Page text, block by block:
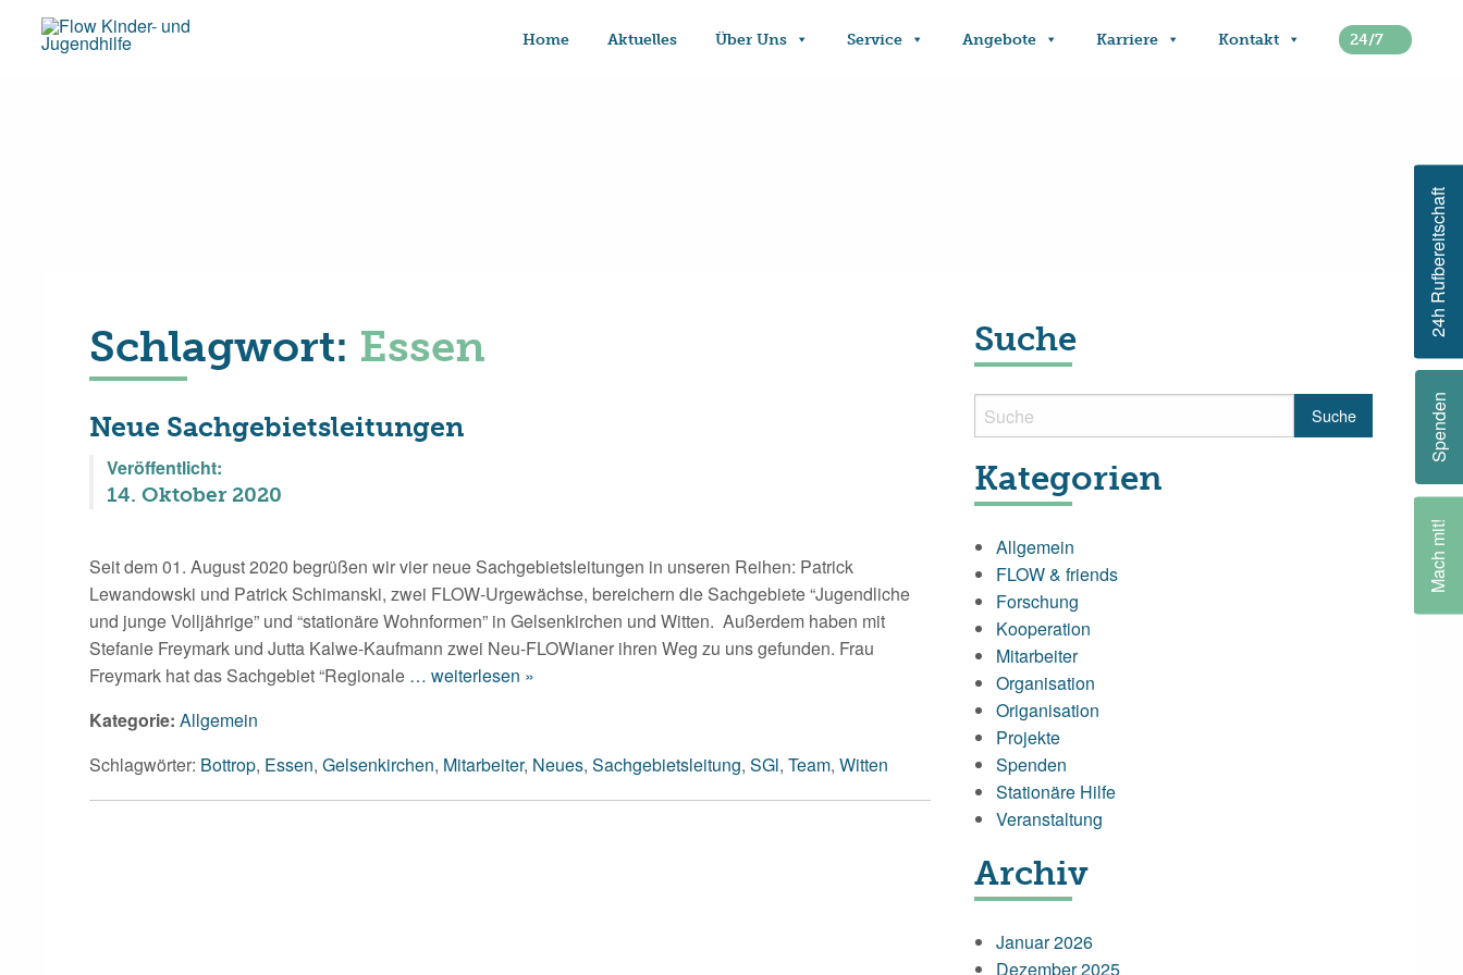
24h Rufbereitschaft
Spenden
Mach mit!
Home Aktuelles Über Uns Service Angebote Karriere Kontakt 24/7
Schlagwort: Essen
Neue Sachgebietsleitungen
Veröffentlicht:
14. Oktober 2020
Seit dem 01. August 2020 begrüßen wir vier neue Sachgebietsleitungen in unseren Reihen: Patrick
Lewandowski und Patrick Schimanski, zwei FLOW-Urgewächse, bereichern die Sachgebiete “Jugendliche
und junge Volljährige” und “stationäre Wohnformen” in Gelsenkirchen und Witten. Außerdem haben mit
Stefanie Freymark und Jutta Kalwe-Kaufmann zwei Neu-FLOWianer ihren Weg zu uns gefunden. Frau
Freymark hat das Sachgebiet “Regionale … weiterlesen »
Kategorie: Allgemein
Schlagwörter: Bottrop, Essen, Gelsenkirchen, Mitarbeiter, Neues, Sachgebietsleitung, SGl, Team, Witten
Suche
Kategorien
Allgemein
FLOW & friends
Forschung
Kooperation
Mitarbeiter
Organisation
Origanisation
Projekte
Spenden
Stationäre Hilfe
Veranstaltung
Archiv
Januar 2026
Dezember 2025